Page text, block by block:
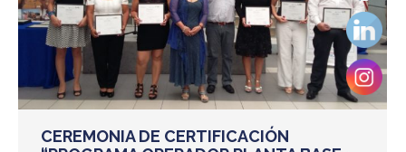
CEREMONIA DE CERTIFICACIÓN